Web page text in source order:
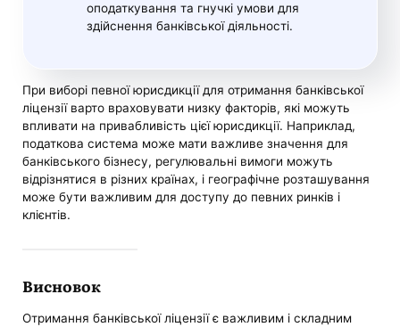
оподаткування та гнучкі умови для
здійснення банківської діяльності.
При виборі певної юрисдикції для отримання банківської
ліцензії варто враховувати низку факторів, які можуть
впливати на привабливість цієї юрисдикції. Наприклад,
податкова система може мати важливе значення для
банківського бізнесу, регулювальні вимоги можуть
відрізнятися в різних країнах, і географічне розташування
може бути важливим для доступу до певних ринків і
клієнтів.
Висновок
Отримання банківської ліцензії є важливим і складним